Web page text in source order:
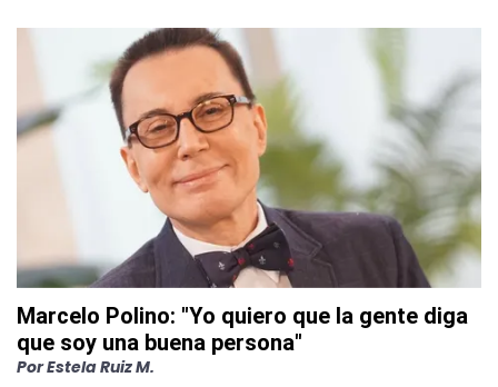
Marcelo Polino: "Yo quiero que la gente diga
que soy una buena persona"
PorEstela Ruiz M.